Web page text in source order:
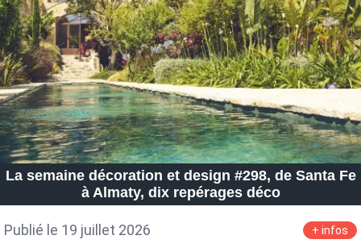
La semaine décoration et design #298, de Santa Fe
à Almaty, dix repérages déco
Publié le 19 juillet 2026 + infos